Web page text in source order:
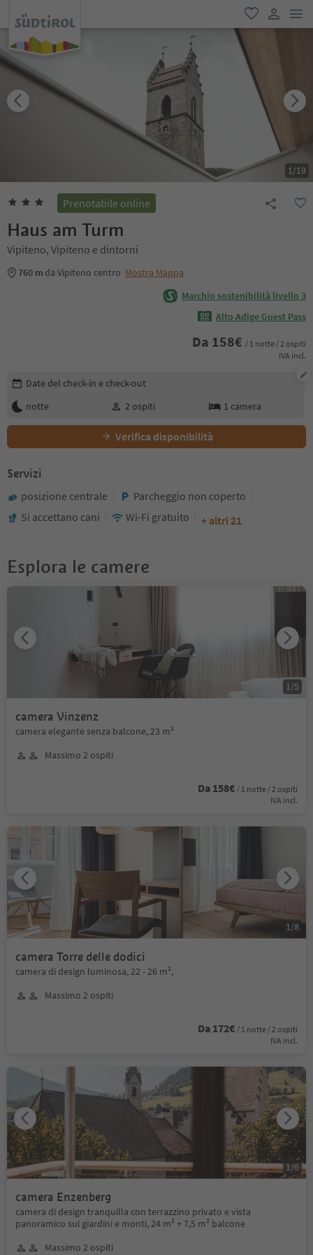
favoriti
user link
1/19
Prenotabile online
Haus am Turm
Vipiteno, Vipiteno e dintorni
760 m da Vipiteno centro Mostra Mappa
Marchio sostenibilità livello 3
Alto Adige Guest Pass
Da 158€ / 1 notte / 2 ospiti
IVA incl.
Modifica i dettagli della prenotazione
Date del check-in e check-out
notte
2 ospiti 1 camera
Verifica disponibilità
Servizi
posizione centrale
Parcheggio non coperto
Si accettano cani
Wi-Fi gratuito + altri 21
Esplora le camere
camera Vinzenz
camera elegante senza balcone, 23 m²
Massimo 2 ospiti
Da 158€ / 1 notte / 2 ospiti
IVA incl.
1/5
camera Torre delle dodici
camera di design luminosa, 22 - 26 m²,
Massimo 2 ospiti
Da 172€ / 1 notte / 2 ospiti
IVA incl.
1/8
camera Enzenberg
camera di design tranquilla con terrazzino privato e vista
panoramico sui giardini e monti, 24 m² + 7,5 m² balcone
Massimo 2 ospiti
1/6